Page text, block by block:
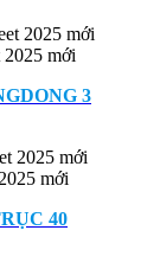
2025 mới
3
mới
40